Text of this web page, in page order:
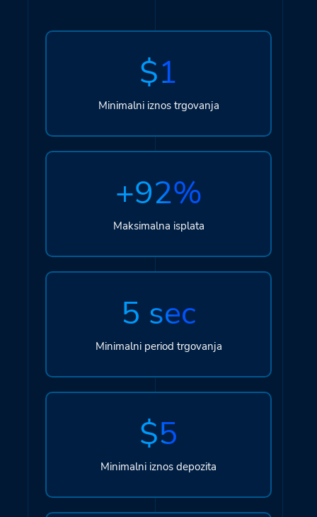
$1
Minimalni iznos trgovanja
+92%
Maksimalna isplata
5 sec
Minimalni period trgovanja
$5
Minimalni iznos depozita